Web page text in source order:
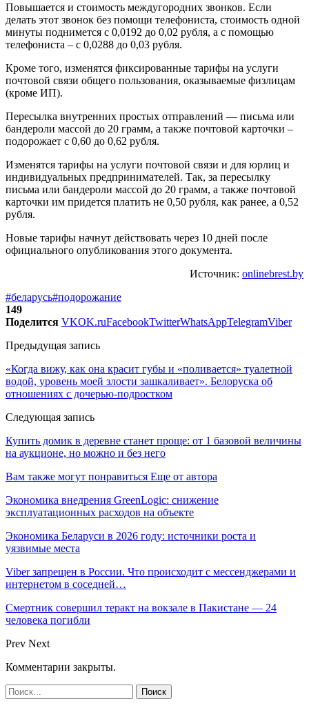
Повышается и стоимость междугородних звонков. Если
делать этот звонок без помощи телефониста, стоимость одной
минуты поднимется с 0,0192 до 0,02 рубля, а с помощью
телефониста – с 0,0288 до 0,03 рубля.
Кроме того, изменятся фиксированные тарифы на услуги
почтовой связи общего пользования, оказываемые физлицам
(кроме ИП).
Пересылка внутренних простых отправлений — письма или
бандероли массой до 20 грамм, а также почтовой карточки –
подорожает с 0,60 до 0,62 рубля.
Изменятся тарифы на услуги почтовой связи и для юрлиц и
индивидуальных предпринимателей. Так, за пересылку
письма или бандероли массой до 20 грамм, а также почтовой
карточки им придется платить не 0,50 рубля, как ранее, а 0,52
рубля.
Новые тарифы начнут действовать через 10 дней после
официального опубликования этого документа.
Источник: onlinebrest.by
#беларусь#подорожание
149
Поделится VKOK.ruFacebookTwitterWhatsAppTelegramViber
Предыдущая запись
«Когда вижу, как она красит губы и «поливается» туалетной
водой, уровень моей злости зашкаливает». Белоруска об
отношениях с дочерью-подростком
Следующая запись
Купить домик в деревне станет проще: от 1 базовой величины
на аукционе, но можно и без него
Вам также могут понравиться Еще от автора
Экономика внедрения GreenLogic: снижение
эксплуатационных расходов на объекте
Экономика Беларуси в 2026 году: источники роста и
уязвимые места
Viber запрещен в России. Что происходит с мессенджерами и
интернетом в соседней…
Смертник совершил теракт на вокзале в Пакистане — 24
человека погибли
Prev Next
Комментарии закрыты.